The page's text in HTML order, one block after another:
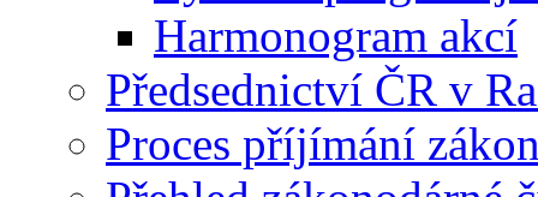
Harmonogram akcí
Předsednictví ČR v
Proces příjímání